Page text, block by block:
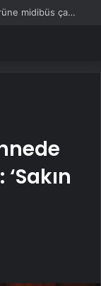
Emniyet şeridinde feci ölüm: Servis şoförüne midibüs çarptı